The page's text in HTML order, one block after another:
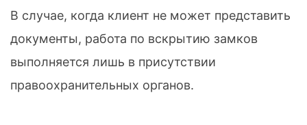
В случае, когда клиент не может представить
документы, работа по вскрытию замков
выполняется лишь в присутствии
правоохранительных органов.